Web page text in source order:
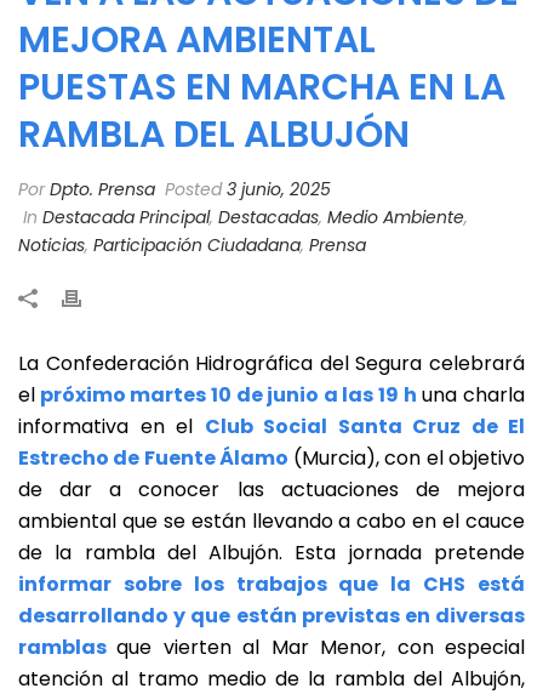
MEJORA AMBIENTAL
PUESTAS EN MARCHA EN LA
RAMBLA DEL ALBUJÓN
PorDpto. Prensa Posted3 junio, 2025
In Destacada Principal, Destacadas, Medio Ambiente,
Noticias, Participación Ciudadana, Prensa
La Confederación Hidrográfica del Segura celebrará
el próximo martes 10 de junio a las 19 h una charla
informativa en el Club Social Santa Cruz de El
Estrecho de Fuente Álamo (Murcia), con el objetivo
de dar a conocer las actuaciones de mejora
ambiental que se están llevando a cabo en el cauce
de la rambla del Albujón. Esta jornada pretende
informar sobre los trabajos que la CHS está
desarrollando y que están previstas en diversas
ramblasque vierten al Mar Menor, con especial
atención al tramo medio de la rambla del Albujón,